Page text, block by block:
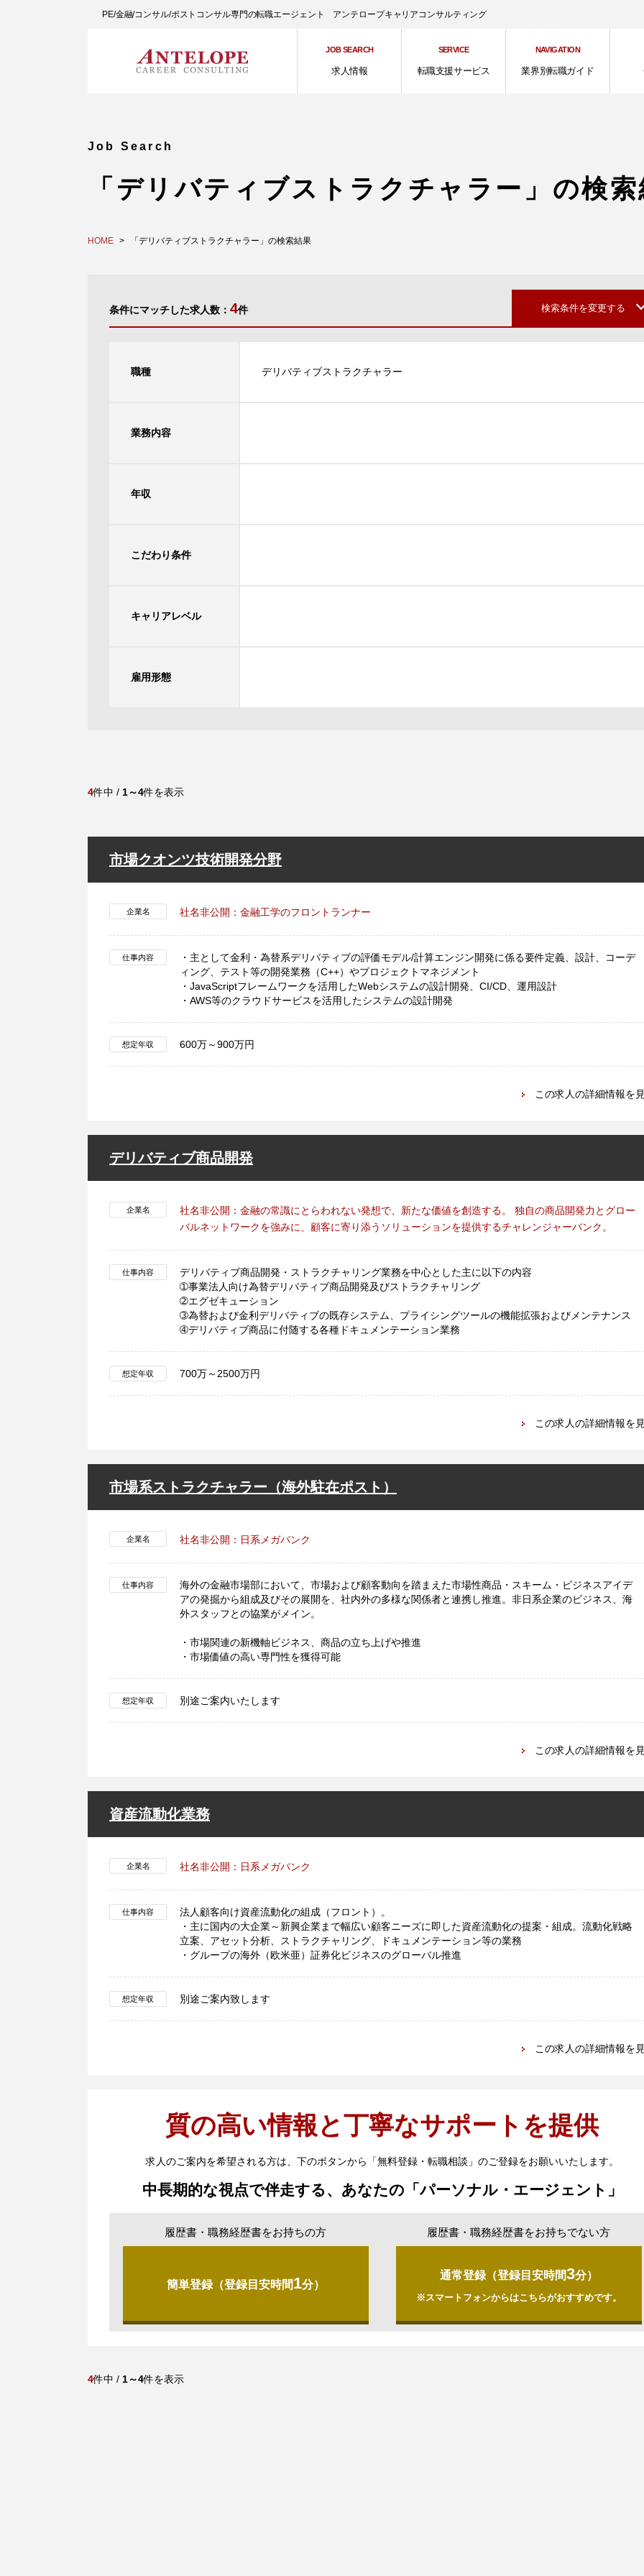
PE/金融/コンサル/ポストコンサル専門の転職エージェント アンテロープキャリアコンサルティング
JOB SEARCH
求人情報
SERVICE
転職支援サービス
NAVIGATION
業界別転職ガイド
Job Search
「デリバティブストラクチャラー」の検
HOME 「デリバティブストラクチャラー」の検索結果
条件にマッチした求人数： 4件 検索条件を変更する
職種 デリバティブストラクチャラー
業務内容
年収
こだわり条件
キャリアレベル
雇用形態
4件中 / 1～4件を表示
市場クオンツ技術開発分野
企業名 社名非公開：金融工学のフロントランナー
仕事内容
・主として金利・為替系デリバティブの評価モデル/計算エンジン開発に係る要件定義、設計、コーデ
ィング、テスト等の開発業務（C++）やプロジェクトマネジメント
・JavaScriptフレームワークを活用したWebシステムの設計開発、CI/CD、運用設計
・AWS等のクラウドサービスを活用したシステムの設計開発
想定年収 600万～900万円
この求人の詳細情報を
デリバティブ商品開発
企業名
社名非公開：金融の常識にとらわれない発想で、新たな価値を創造する。 独自の商品開発力とグロー
バルネットワークを強みに、顧客に寄り添うソリューションを提供するチャレンジャーバンク。
仕事内容
デリバティブ商品開発・ストラクチャリング業務を中心とした主に以下の内容
➀事業法人向け為替デリバティブ商品開発及びストラクチャリング
➁エグゼキューション
➂為替および金利デリバティブの既存システム、プライシングツールの機能拡張およびメンテナンス
➃デリバティブ商品に付随する各種ドキュメンテーション業務
想定年収 700万～2500万円
この求人の詳細情報を
市場系ストラクチャラー（海外駐在ポスト）
企業名 社名非公開：日系メガバンク
仕事内容
海外の金融市場部において、市場および顧客動向を踏まえた市場性商品・スキーム・ビジネスアイデ
アの発掘から組成及びその展開を、社内外の多様な関係者と連携し推進。非日系企業のビジネス、海
外スタッフとの協業がメイン。
・市場関連の新機軸ビジネス、商品の立ち上げや推進
・市場価値の高い専門性を獲得可能
想定年収 別途ご案内いたします
この求人の詳細情報を
資産流動化業務
企業名 社名非公開：日系メガバンク
仕事内容
法人顧客向け資産流動化の組成（フロント）。
・主に国内の大企業～新興企業まで幅広い顧客ニーズに即した資産流動化の提案・組成。流動化戦略
立案、アセット分析、ストラクチャリング、ドキュメンテーション等の業務
・グループの海外（欧米亜）証券化ビジネスのグローバル推進
想定年収 別途ご案内致します
この求人の詳細情報を
質の高い情報と丁寧なサポートを提供
求人のご案内を希望される方は、下のボタンから「無料登録・転職相談」のご登録をお願いいたします。
中長期的な視点で伴走する、あなたの「パーソナル・エージェント」
履歴書・職務経歴書をお持ちの方
簡単登録（登録目安時間1分）
履歴書・職務経歴書をお持ちでない方
通常登録（登録目安時間3分）
※スマートフォンからはこちらがおすすめです。
4件中 / 1～4件を表示